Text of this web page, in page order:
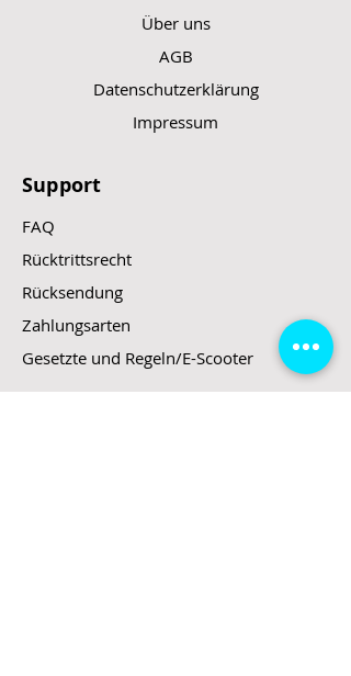
Über uns
AGB
Datenschutzerklärung
Impressum
Support
FAQ
Rücktrittsrecht
Rücksendung
Zahlungsarten
Gesetzte und Regeln/E-Scooter